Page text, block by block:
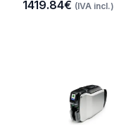
1419.84€ (IVA incl.)